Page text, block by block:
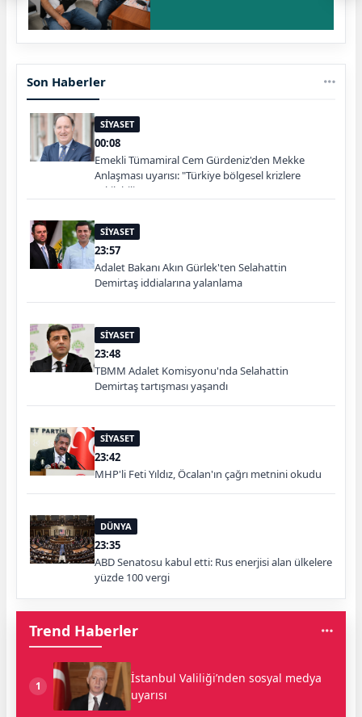
Son Haberler
SİYASET
00:08
Emekli Tümamiral Cem Gürdeniz'den Mekke
Anlaşması uyarısı: "Türkiye bölgesel krizlere
çekilebilir"
SİYASET
23:57
Adalet Bakanı Akın Gürlek'ten Selahattin
Demirtaş iddialarına yalanlama
SİYASET
23:48
TBMM Adalet Komisyonu'nda Selahattin
Demirtaş tartışması yaşandı
SİYASET
23:42
MHP'li Feti Yıldız, Öcalan'ın çağrı metnini okudu
DÜNYA
23:35
ABD Senatosu kabul etti: Rus enerjisi alan ülkelere
yüzde 100 vergi
Trend Haberler
1
İstanbul Valiliği’nden sosyal medya
uyarısı